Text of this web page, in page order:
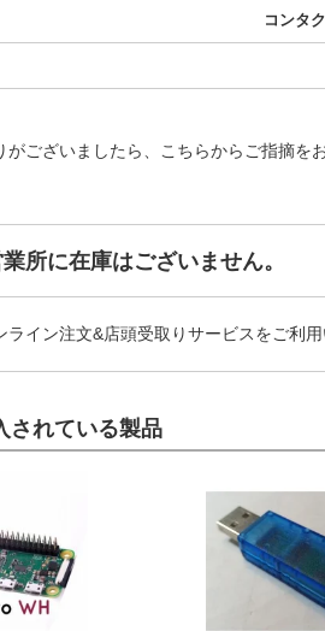
コンタ
がございましたら、こちらからご指摘を
所に在庫はございません。
ライン注文&店頭受取りサービスをご利用
されている製品